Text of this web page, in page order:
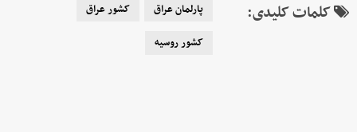
کلمات کلیدی: پارلمان عراق
کشور عراق
کشور روسیه